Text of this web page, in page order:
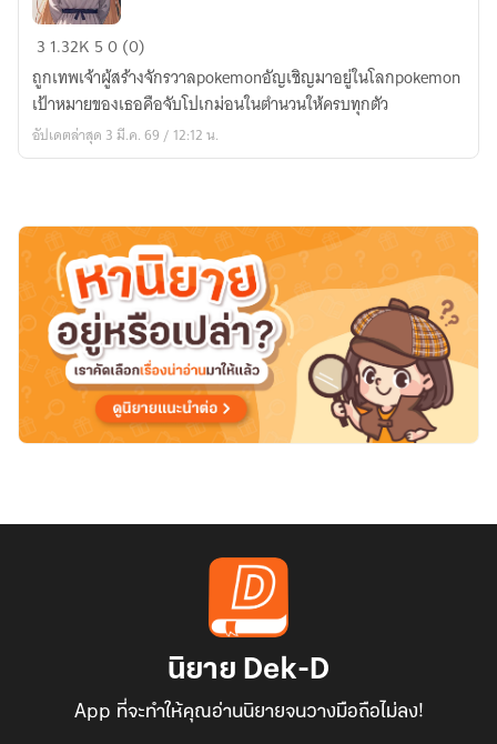
[เรื่อง
Pokemonคุณ
นางฟ้า
แห่ง
ม่อน
3 1.32K 50 (0)
ถูกเทพเจ้าผู้สร้างจักรวาลpokemonอัญเชิญมาอยู่ในโลกpokemon
เป้าหมายของเธอคือจับโปเกม่อนในตำนวนให้ครบทุกตัว
อัปเดตล่าสุด 3 มี.ค. 69 / 12:12 น.
นิยาย Dek-D
App ที่จะทำให้คุณอ่านนิยายจนวางมือถือไม่ลง!